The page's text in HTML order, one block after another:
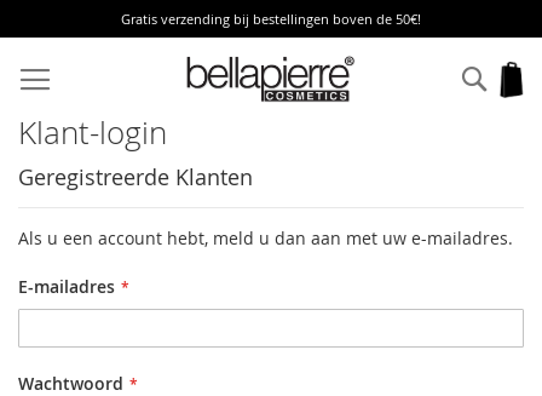
Gratis verzending bij bestellingen boven de 50€!
naar
de
inhoud
Zoek
Klant-login
Geregistreerde Klanten
Als u een account hebt, meld u dan aan met uw e-mailadres.
E-mailadres
Wachtwoord